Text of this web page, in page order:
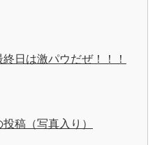
終日は激パウだぜ！！！
稿（写真入り）